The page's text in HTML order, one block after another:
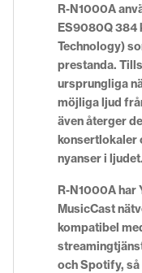
R-N1000A
ES9080Q 384
Technology)
prestanda.
ursprungliga
möjliga ljud
även återger
konsertlokaler
nyanser i ljudet.
R-N1000A har
MusicCast
kompatibel
och Spotify, så